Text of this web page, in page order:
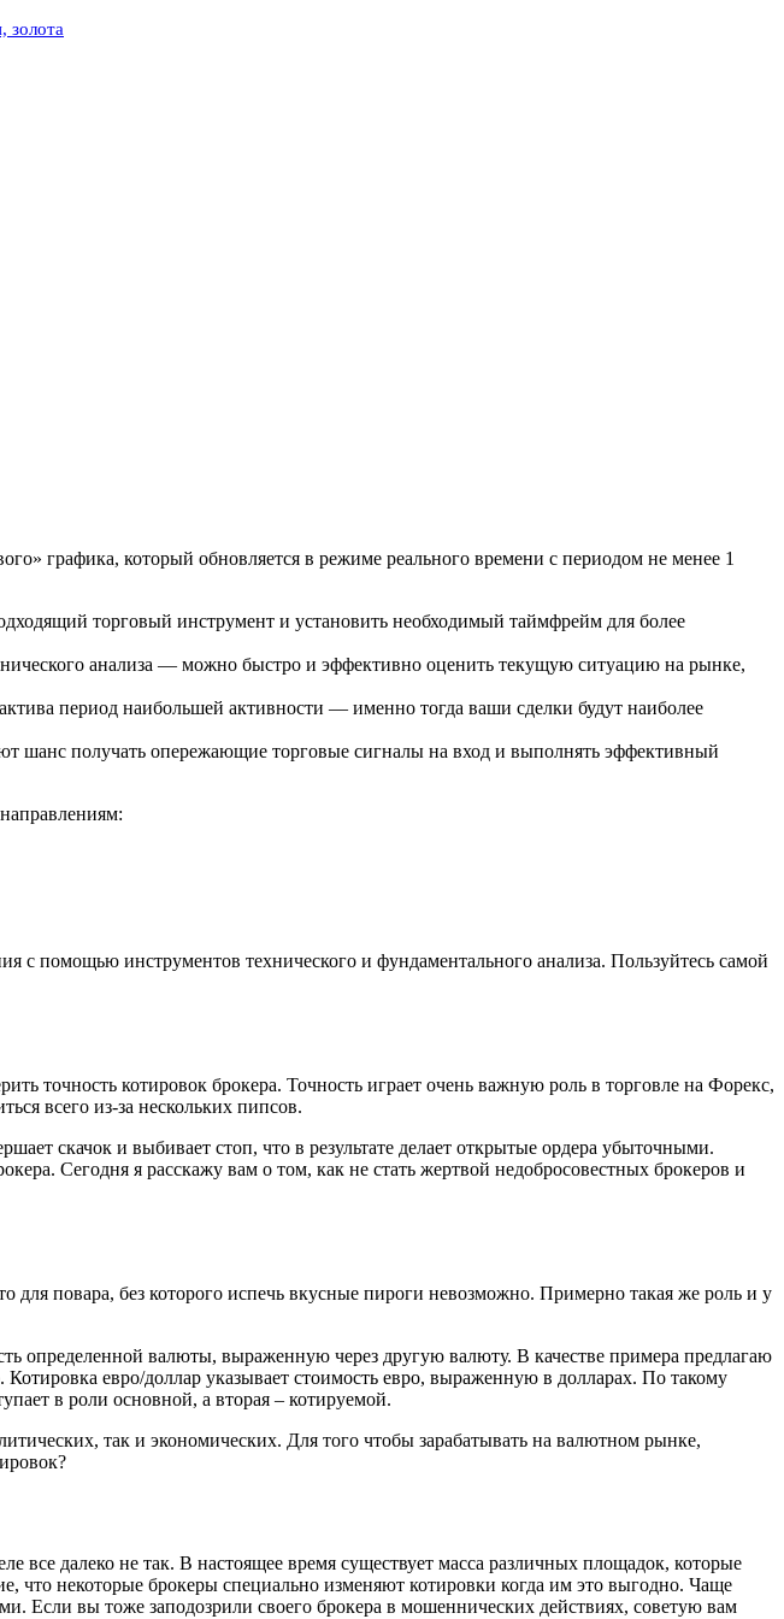
золота
графика, который обновляется в режиме реального времени с периодом не менее 1
торговый инструмент и установить необходимый таймфрейм для более
анализа — можно быстро и эффективно оценить текущую ситуацию на рынке,
период наибольшей активности — именно тогда ваши сделки будут наиболее
шанс получать опережающие торговые сигналы на вход и выполнять эффективный
с помощью инструментов технического и фундаментального анализа. Пользуйтесь самой
точность котировок брокера. Точность играет очень важную роль в торговле на Форекс,
всего из-за нескольких пипсов.
скачок и выбивает стоп, что в результате делает открытые ордера убыточными.
Сегодня я расскажу вам о том, как не стать жертвой недобросовестных брокеров и
для повара, без которого испечь вкусные пироги невозможно. Примерно такая же роль и у
определенной валюты, выраженную через другую валюту. В качестве примера предлагаю
евро/доллар указывает стоимость евро, выраженную в долларах. По такому
в роли основной, а вторая – котируемой.
так и экономических. Для того чтобы зарабатывать на валютном рынке,
все далеко не так. В настоящее время существует масса различных площадок, которые
что некоторые брокеры специально изменяют котировки когда им это выгодно. Чаще
Если вы тоже заподозрили своего брокера в мошеннических действиях, советую вам